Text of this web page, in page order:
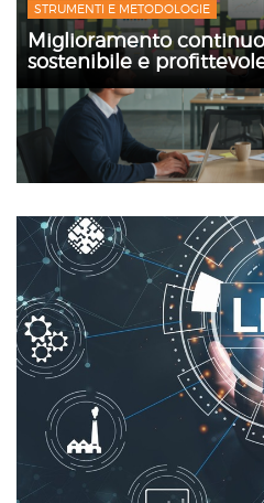
STRUMENTI E METODOLOGIE
Miglioramento
sostenibile e